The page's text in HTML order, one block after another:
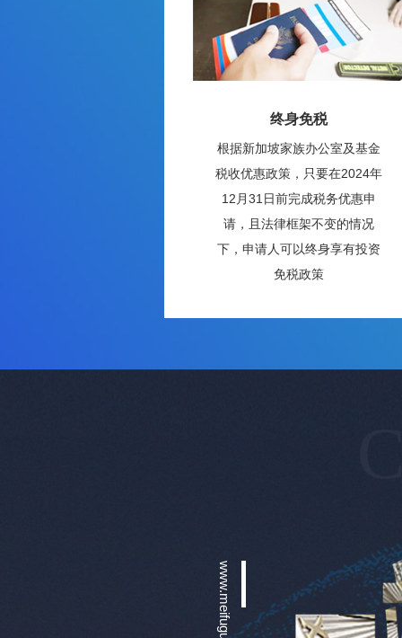
终身免税
根据新加坡家族办公室及基金
税收优惠政策，只要在2024年
12月31日前完成税务优惠申
请，且法律框架不变的情况
下，申请人可以终身享有投资
免税政策